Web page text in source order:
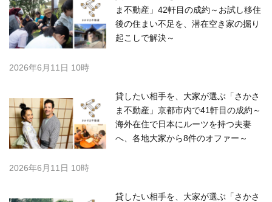
ま不動産」42軒目の成約～お試し移住
後の住まい不足を、潜在空き家の掘り
起こしで解決～
2026年6月11日 10時
貸したい相手を、大家が選ぶ「さかさ
ま不動産」京都市内で41軒目の成約～
海外在住で日本にルーツを持つ夫妻
へ、各地大家から8件のオファー～
2026年6月11日 10時
貸したい相手を、大家が選ぶ「さかさ